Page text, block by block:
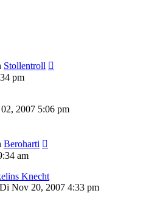
Stollentroll
pm
02, 2007 5:06 pm
Beroharti
am
Knecht
Di Nov 20, 2007 4:33 pm